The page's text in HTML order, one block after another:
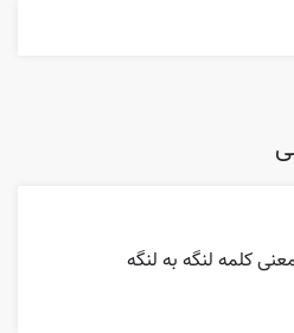
کلمه لنگه به لنگه